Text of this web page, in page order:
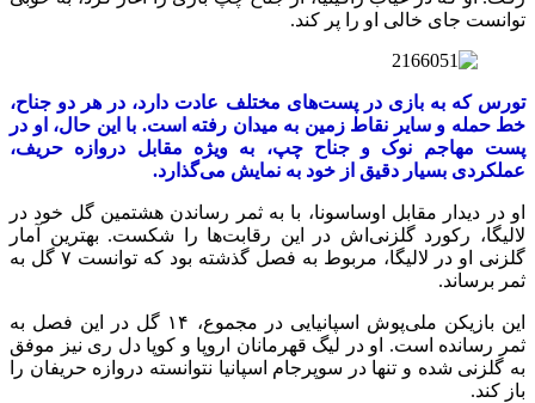
توانست جای خالی او را پر کند.
تورس که به بازی در پست‌های مختلف عادت دارد، در هر دو جناح،
خط حمله و سایر نقاط زمین به میدان رفته است. با این حال، او در
پست مهاجم نوک و جناح چپ، به ویژه مقابل دروازه حریف،
عملکردی بسیار دقیق از خود به نمایش می‌گذارد.
او در دیدار مقابل اوساسونا، با به ثمر رساندن هشتمین گل خود در
لالیگا، رکورد گلزنی‌اش در این رقابت‌ها را شکست. بهترین آمار
گلزنی او در لالیگا، مربوط به فصل گذشته بود که توانست ۷ گل به
ثمر برساند.
این بازیکن ملی‌پوش اسپانیایی در مجموع، ۱۴ گل در این فصل به
ثمر رسانده است. او در لیگ قهرمانان اروپا و کوپا دل ری نیز موفق
به گلزنی شده و تنها در سوپرجام اسپانیا نتوانسته دروازه حریفان را
باز کند.